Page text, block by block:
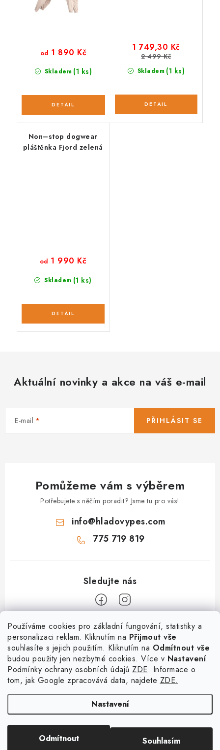
Používáme cookies pro základní fungování, statistiky a
personalizaci reklam. Kliknutím na Přijmout vše
souhlasíte s jejich použitím. Kliknutím na Odmítnout vše
budou použity jen nezbytné cookies. Více v Nastavení.
Podmínky ochrany osobních údajů ZDE. Informace o
tom, jak Google zpracovává data, najdete ZDE.
Nastavení
Odmítnout Souhlasím
Skladem (1 ks)
od 1 890 Kč
Skladem (1 ks)
1 749,30 Kč
2 499 Kč
Non–stop dogwear
pláštěnka Fjord zelená
Skladem (1 ks)
od 1 990 Kč
Aktuální novinky a akce na váš e-mail
E-mail PŘIHLÁSIT SE
Pomůžeme vám s výběrem
Potřebujete s něčím poradit? Jsme tu pro vás!
info@hladovypes.com
775 719 819
Informace
O nás
Kontakty
Výměna, vrácení a reklamace
Služby
PetExpert - pojištění psů
Pujčení paddleboardu a psí plovací vesty
. Všechna práva vyhrazena.Upravit nastavení